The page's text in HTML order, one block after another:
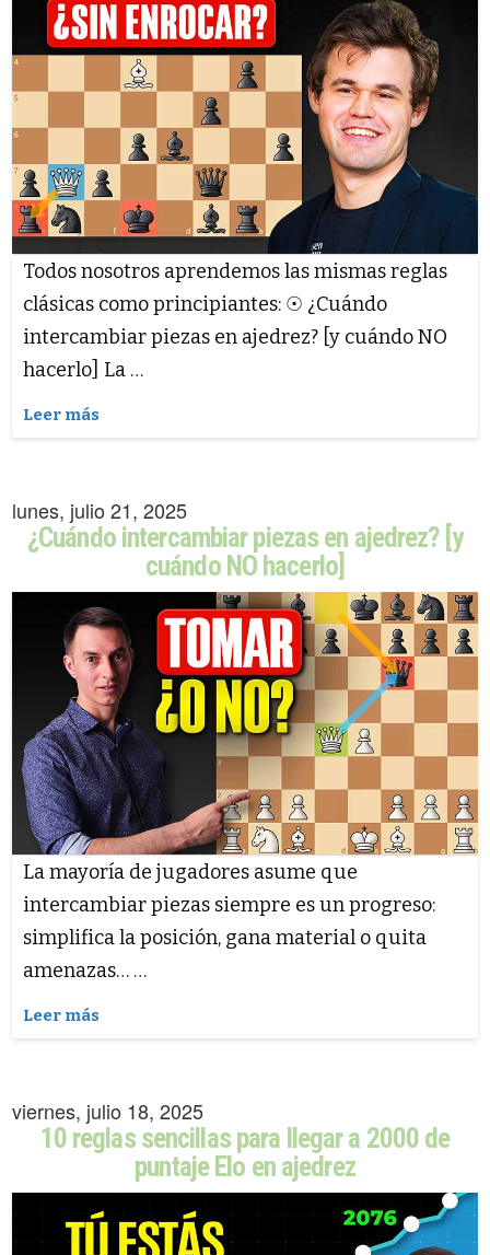
Todos nosotros aprendemos las mismas reglas
clásicas como principiantes: ☉ ¿Cuándo
intercambiar piezas en ajedrez? [y cuándo NO
hacerlo] La …
Leer más
lunes, julio 21, 2025
¿Cuándo intercambiar piezas en ajedrez? [y
cuándo NO hacerlo]
La mayoría de jugadores asume que
intercambiar piezas siempre es un progreso:
simplifica la posición, gana material o quita
amenazas… …
Leer más
viernes, julio 18, 2025
10 reglas sencillas para llegar a 2000 de
puntaje Elo en ajedrez